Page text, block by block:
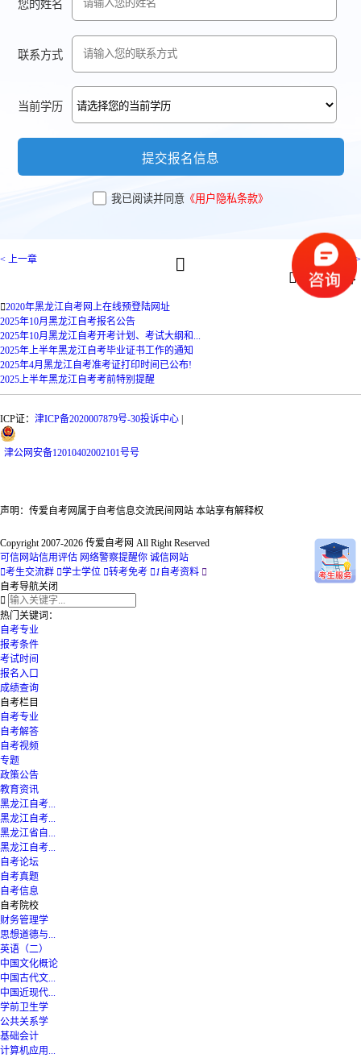
您的姓名
联系方式
当前学历
提交报名信息
我已阅读并同意 《用户隐私条款》
< 上一章  下一章 >
 相关内容
2020年黑龙江自考网上在线预登陆网址
2025年10月黑龙江自考报名公告
2025年10月黑龙江自考开考计划、考试大纲和...
2025年上半年黑龙江自考毕业证书工作的通知
2025年4月黑龙江自考准考证打印时间已公布!
2025上半年黑龙江自考考前特别提醒
ICP证： 津ICP备2020007879号-30投诉中心
津公网安备12010402002101号号
声明：传爱自考网属于自考信息交流民间网站 本站享有解释权
Copyright 2007-2026 传爱自考网 All Right Reserved
可信网站信用评估 网络警察提醒你 诚信网站
考生交流群 学士学位 转考免考 1 自考资料 
自考导航关闭

热门关键词：
自考专业
报考条件
考试时间
报名入口
成绩查询
自考栏目
自考专业
自考解答
自考视频
专题
政策公告
教育资讯
黑龙江自考...
黑龙江自考...
黑龙江省自...
黑龙江自考...
自考论坛
自考真题
自考信息
自考院校
财务管理学
思想道德与...
英语（二）
中国文化概论
中国古代文...
中国近现代...
学前卫生学
公共关系学
基础会计
计算机应用...